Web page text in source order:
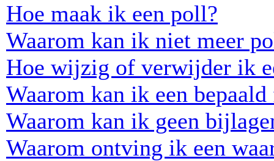
Hoe maak ik een poll?
Waarom kan ik niet meer
Hoe wijzig of verwijder ik
Waarom kan ik een
Waarom kan ik geen
Waarom ontving ik een